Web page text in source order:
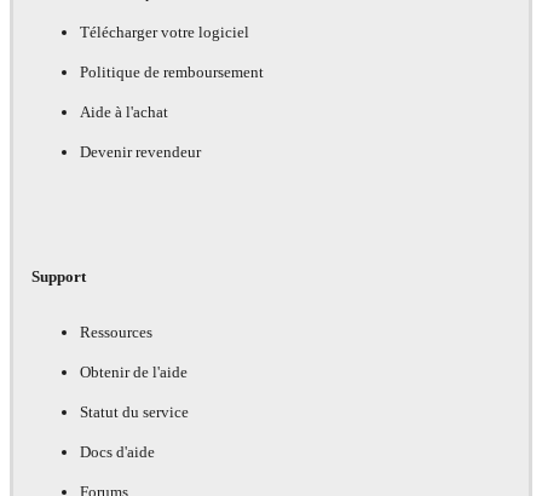
Télécharger votre logiciel
Politique de remboursement
Aide à l'achat
Devenir revendeur
Support
Ressources
Obtenir de l'aide
Statut du service
Docs d'aide
Forums